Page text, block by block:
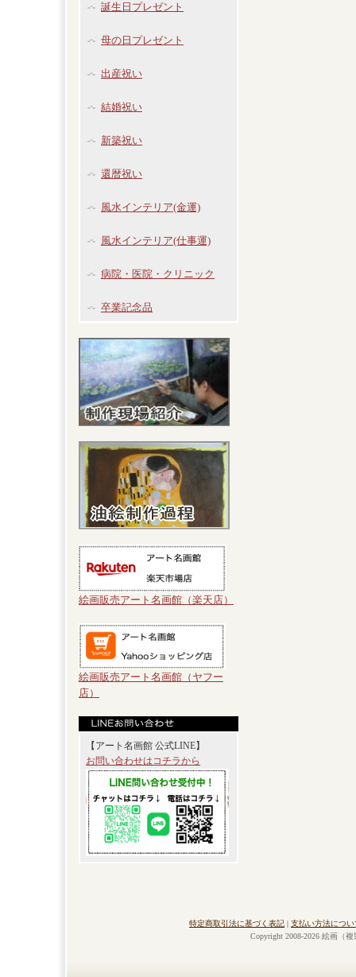
誕生日プレゼント
母の日プレゼント
出産祝い
結婚祝い
新築祝い
還暦祝い
風水インテリア(金運)
風水インテリア(仕事運)
病院・医院・クリニック
卒業記念品
絵画販売アート名画館（楽天店）
絵画販売アート名画館（ヤフー
店）
【アート名画館 公式LINE】
お問い合わせはコチラから
特定商取引法に基づく表記 | 支払い方法につい
Copyright 2008-2026 絵画（